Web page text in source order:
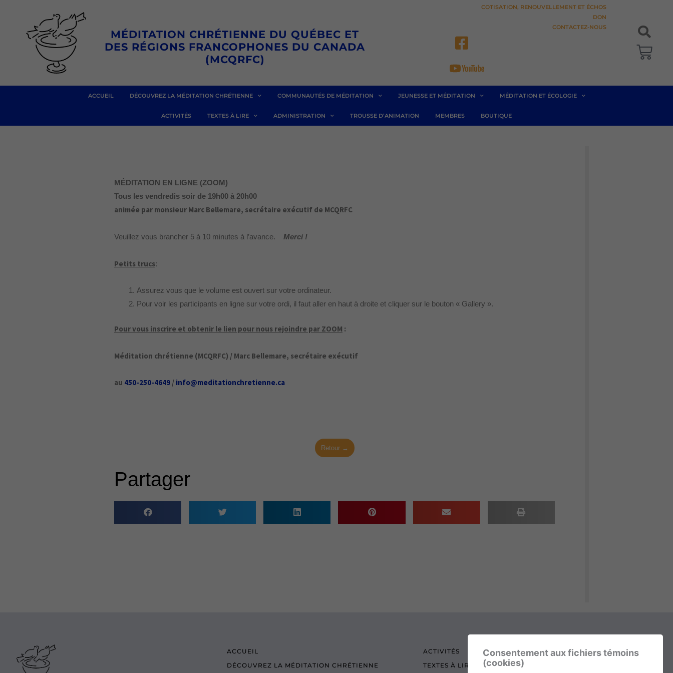
contenu
MÉDITATION CHRÉTIENNE DU QUÉBEC ET
DES RÉGIONS FRANCOPHONES DU CANADA
(MCQRFC)
COTISATION, RENOUVELLEMENT ET ÉCHOS
DON
CONTACTEZ-NOUS
ACCUEIL DÉCOUVREZ LA MÉDITATION CHRÉTIENNE COMMUNAUTÉS DE MÉDITATION JEUNESSE ET MÉDITATION MÉDITATION ET ÉCOLOGIE
ACTIVITÉS TEXTES À LIRE ADMINISTRATION TROUSSE D’ANIMATION MEMBRES BOUTIQUE
MÉDITATION EN LIGNE (ZOOM)
Tous les vendredis soir de 19h00 à 20h00
animée par monsieur Marc Bellemare, secrétaire exécutif de MCQRFC
Veuillez vous brancher 5 à 10 minutes à l’avance. Merci !
Petits trucs:
Assurez vous que le volume est ouvert sur votre ordinateur.
Pour voir les participants en ligne sur votre ordi, il faut aller en haut à droite et cliquer sur le bouton « Gallery ».
Pour vous inscrire et obtenir le lien pour nous rejoindre par ZOOM :
Méditation chrétienne (MCQRFC) / Marc Bellemare, secrétaire exécutif
au 450-250-4649 / info@meditationchretienne.ca
Retour →
Partager
ACCUEIL
DÉCOUVREZ LA MÉDITATION CHRÉTIENNE
ACTIVITÉS
TEXTES À LIRE
Consentement aux fichiers témoins
(cookies)